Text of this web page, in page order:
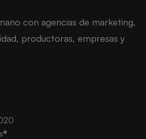
con agencias de marketing,
productoras, empresas y